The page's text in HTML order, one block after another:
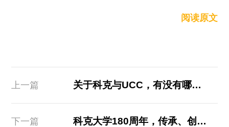
阅读原文
上一篇 关于科克与UCC，有没有哪些是你不知道的
下一篇 科克大学180周年，传承、创新、再启新章